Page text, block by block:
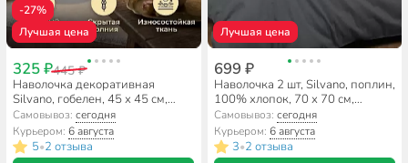
-27%
Лучшая цена
325 ₽445 ₽
Наволочка декоративная
Silvano, гобелен, 45 х 45 см,
акварель, A130293
Самовывоз:сегодня
Курьером:6 августа
5•2 отзыва
Лучшая цена
699 ₽
Наволочка 2 шт, Silvano, поплин,
100% хлопок, 70 х 70 см,
темно-серая, 110 г/м2,
Узбекистан
Самовывоз: сегодня
Курьером: 6 августа
3•2 отзыва